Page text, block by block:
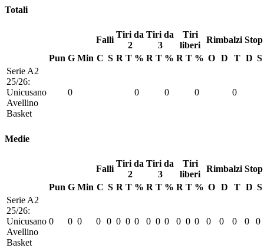
Totali
Falli
Tiri da
2
Tiri da
3
Tiri
liberi
Rimbalzi Stop
Pun G Min C S R T % R T % R T % O D T D S
Serie A2
25/26:
Unicusano
Avellino
Basket
0 0 0 0 0
Medie
Falli
Tiri da
2
Tiri da
3
Tiri
liberi
Rimbalzi Stop
Pun G Min C S R T % R T % R T % O D T D S
Serie A2
25/26:
Unicusano
Avellino
Basket
0 0 0 0 0 0 0 0 0 0 0 0 0 0 0 0 0 0 0